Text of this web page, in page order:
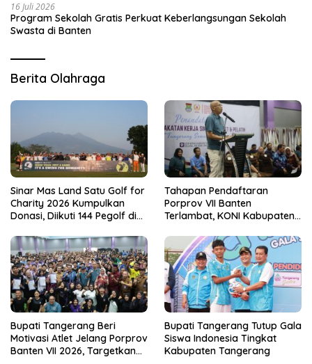
16 Juli 2026
Program Sekolah Gratis Perkuat Keberlangsungan Sekolah
Swasta di Banten
Berita Olahraga
Sinar Mas Land Satu Golf for
Charity 2026 Kumpulkan
Donasi, Diikuti 144 Pegolf di
Tahapan Pendaftaran
Porprov VII Banten
Terlambat, KONI Kabupaten
Kesiapan Panitia
Bupati Tangerang Beri
Motivasi Atlet Jelang Porprov
Banten VII 2026, Targetkan
Bupati Tangerang Tutup Gala
Siswa Indonesia Tingkat
Kabupaten Tangerang